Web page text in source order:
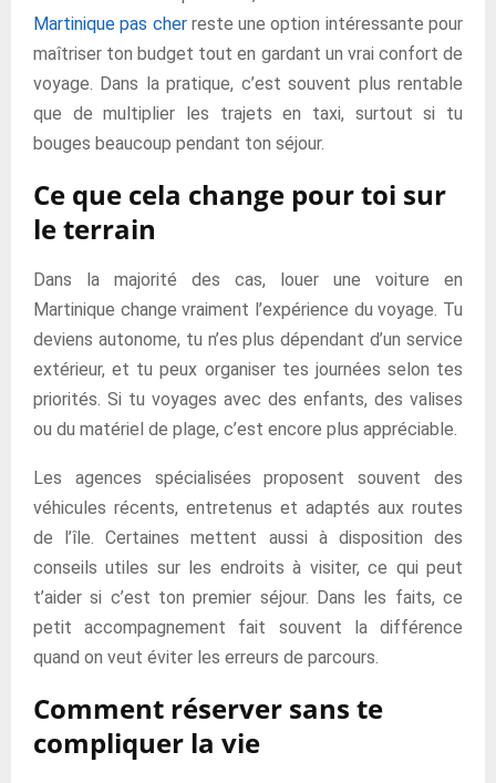
Martinique pas cherreste une option intéressante pour
maîtriser ton budget tout en gardant un vrai confort de
voyage. Dans la pratique, c’est souvent plus rentable
que de multiplier les trajets en taxi, surtout si tu
bouges beaucoup pendant ton séjour.
Ce que cela change pour toi sur
le terrain
Dans la majorité des cas, louer une voiture en
Martinique change vraiment l’expérience du voyage. Tu
deviens autonome, tu n’es plus dépendant d’un service
extérieur, et tu peux organiser tes journées selon tes
priorités. Si tu voyages avec des enfants, des valises
ou du matériel de plage, c’est encore plus appréciable.
Les agences spécialisées proposent souvent des
véhicules récents, entretenus et adaptés aux routes
de l’île. Certaines mettent aussi à disposition des
conseils utiles sur les endroits à visiter, ce qui peut
t’aider si c’est ton premier séjour. Dans les faits, ce
petit accompagnement fait souvent la différence
quand on veut éviter les erreurs de parcours.
Comment réserver sans te
compliquer la vie